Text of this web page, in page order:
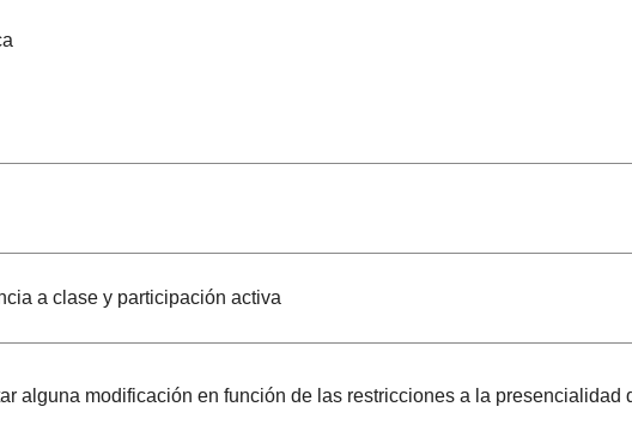
a clase y participación activa
alguna modificación en función de las restricciones a la